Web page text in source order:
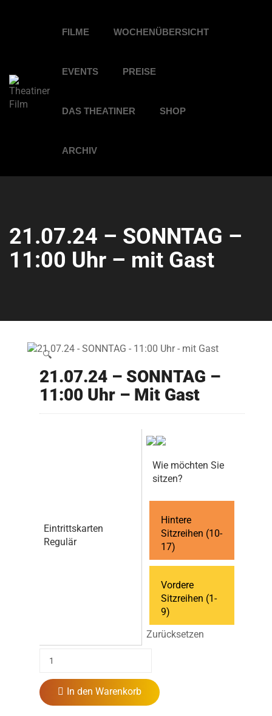
FILME WOCHENÜBERSICHT
EVENTS PREISE
DAS THEATINER SHOP
ARCHIV
21.07.24 – SONNTAG –
11:00 Uhr – mit Gast
🔍
21.07.24 – SONNTAG –
11:00 Uhr – Mit Gast
Eintrittskarten
Regulär
Wie möchten Sie
sitzen?
Hintere
Sitzreihen (10-
17)
Vordere
Sitzreihen (1-
9)
Zurücksetzen
In den Warenkorb